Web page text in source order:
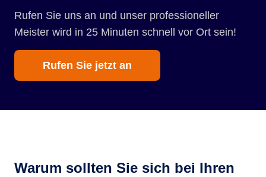
Rufen Sie uns an und unser professioneller
Meister wird in 25 Minuten schnell vor Ort sein!
Rufen Sie jetzt an
Warum sollten Sie sich bei Ihren